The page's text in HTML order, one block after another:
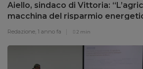
Aiello, sindaco di Vittoria:
macchina del risparmio
Redazione, 1 anno fa 2 min